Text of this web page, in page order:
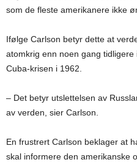
som de fleste amerikanere ikke
Ifølge Carlson betyr dette at
atomkrig enn noen gang
Cuba-krisen i 1962.
– Det betyr utslettelsen av
av verden, sier Carlson.
En frustrert Carlson beklager at
skal informere den amerikanske